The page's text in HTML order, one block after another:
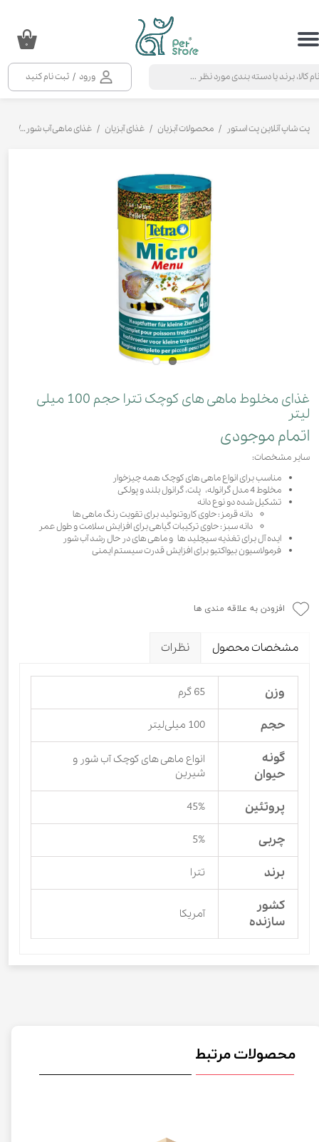
ورود / ثبت نام کنید
حساب کاربری من
خروج از حساب کاربری
۰
پت شاپ آنلاین پت استور محصولات آبزیان غذای آبزیان غذای ماهی آب شور
غذای مخلوط ماهی های کوچک تترا حجم 100 میلی
لیتر
اتمام موجودی
سایر مشخصات:
مناسب برای انواع ماهی های کوچک همه چیزخوار
مخلوط 4 مدل گرانوله، پلت، گرانول بلند و پولکی
تشکیل شده دو نوع دانه
دانه قرمز: حاوی کاروتنوئید برای تقویت رنگ ماهی ها
دانه سبز: حاوی ترکیبات گیاهی برای افزایش سلامت و طول عمر
ایده آل برای تغذیه سیچلید ها و ماهی های در حال رشد آب شور
فرمولاسیون بیواکتیو برای افزایش قدرت سیستم ایمنی
افزودن به علاقه مندی ها
مشخصات محصول نظرات
وزن 65 گرم
حجم 100 میلی‌لیتر
گونه
حیوان
انواع ماهی های کوچک آب شور و
شیرین
پروتئین 45%
چربی 5%
برند تترا
کشور
سازنده
آمریکا
محصولات مرتبط